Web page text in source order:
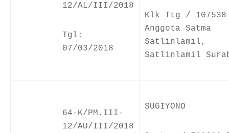
12/AL/III/2018
Tgl:
07/03/2018
Klk Ttg / 107538
Anggota Satma
Satlinlamil,
Satlinlamil
64-K/PM.III-
12/AU/III/2018
SUGIYONO